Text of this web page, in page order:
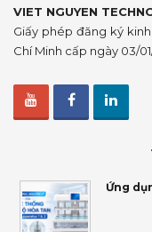
VIET NGUYEN
Giấy phép đăng ký kinh
Chí Minh cấp ngày 03/
Ứng